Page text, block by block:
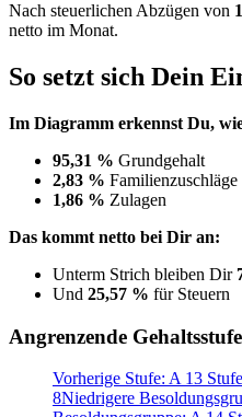
Nach steuerlichen Abzügen von
netto im Monat.
So setzt sich Dein
Im Diagramm erkennst Du,
95,31 % Grundgehalt
2,83 % Familienzuschläge
1,86 % Zulagen
Das kommt netto bei Dir an:
Unterm Strich bleiben Dir
Und 25,57 % für Steuern
Angrenzende
Vorherige Stufe: A 13
8Niedrigere